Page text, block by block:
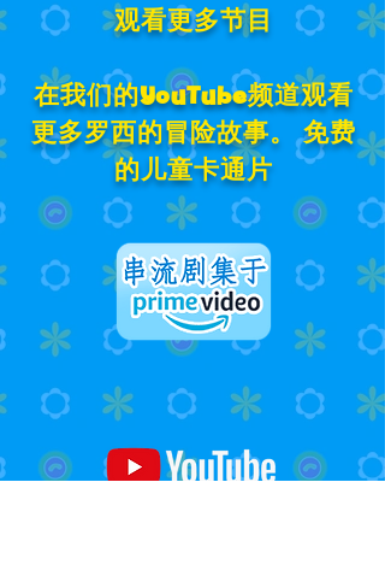
观看更多节目
在我们的YouTube频道观看
更多罗西的冒险故事。 免费
的儿童卡通片